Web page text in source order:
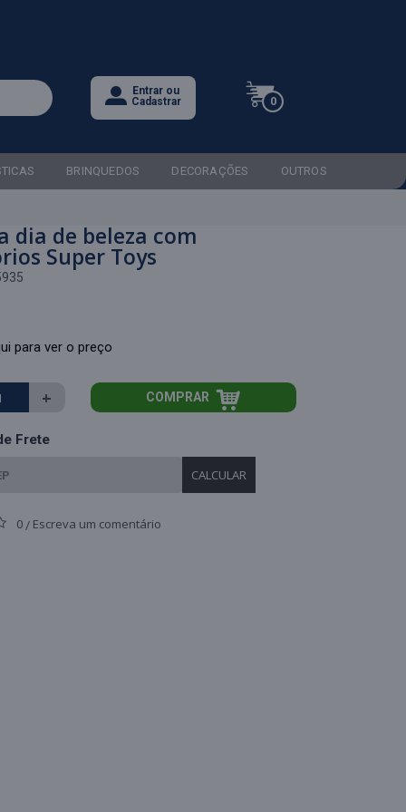
Entrar ou
Cadastrar
0
BRINQUEDOS DECORAÇÕES OUTROS
dia de beleza com
Super Toys
para ver o preço
+ COMPRAR
Frete
CALCULAR
0 / Escreva um comentário